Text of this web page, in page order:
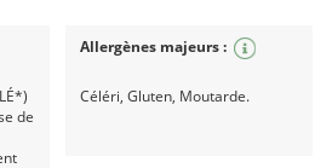
de
Allergènes majeurs :
Céléri, Gluten, Moutarde.